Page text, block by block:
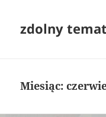
zdolny
Miesiąc: